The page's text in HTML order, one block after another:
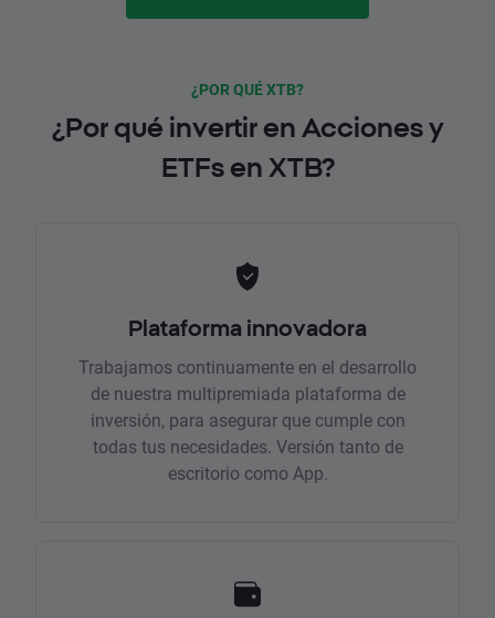
¿POR QUÉ XTB?
¿Por qué invertir en Acciones y
ETFs en XTB?
Plataforma innovadora
Trabajamos continuamente en el desarrollo
de nuestra multipremiada plataforma de
inversión, para asegurar que cumple con
todas tus necesidades. Versión tanto de
escritorio como App.